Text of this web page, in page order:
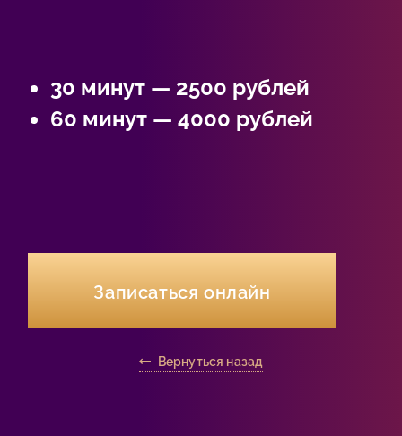
30 минут — 2500 рублей
60 минут — 4000 рублей
Записаться онлайн
Вернуться назад